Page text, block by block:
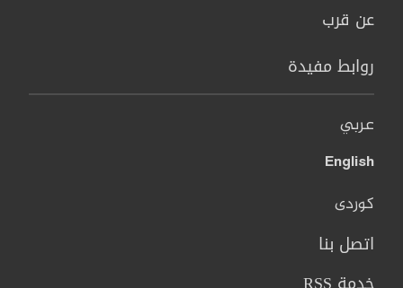
عن قرب
روابط مفيدة
عربي
English
کوردی
اتصل بنا